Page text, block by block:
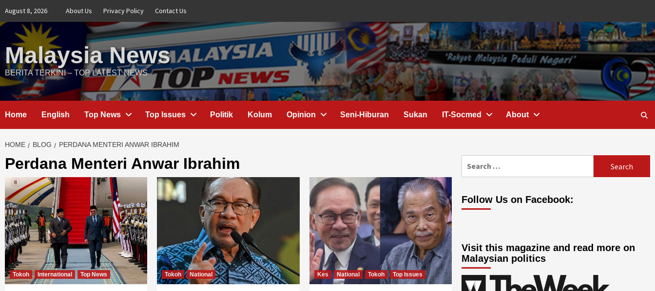
content
August 8, 2026 About Us Privacy Policy Contact Us
Malaysia News
BERITA TERKINI – TOP LATEST NEWS
Home English Top News Top Issues Politik Kolum Opinion Seni-Hiburan Sukan IT-Socmed About
HOME BLOG PERDANA MENTERI ANWAR IBRAHIM
Perdana Menteri Anwar Ibrahim
Tokoh International Top News Tokoh National Kes National Tokoh Top Issues
Follow Us on Facebook:
Visit this magazine and read more on
Malaysian politics